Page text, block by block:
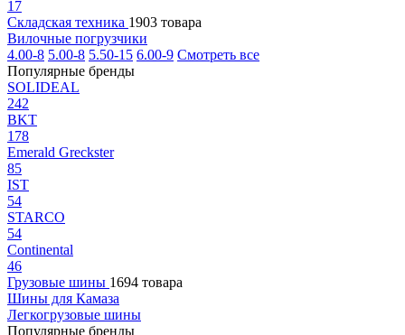
17
Складская техника 1903 товара
Вилочные погрузчики
4.00-8 5.00-8 5.50-15 6.00-9 Смотреть все
Популярные бренды
SOLIDEAL
242
BKT
178
Emerald Greckster
85
IST
54
STARCO
54
Continental
46
Грузовые шины 1694 товара
Шины для Камаза
Легкогрузовые шины
Популярные бренды